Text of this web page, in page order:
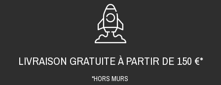
LIVRAISON GRATUITE À PARTIR DE 150 €*
*HORS MURS